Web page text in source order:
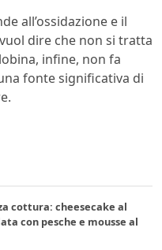
all’ossidazione e il
dire che non si tratta
infine, non fa
fonte significativa di
cottura: cheesecake al
con pesche e mousse al